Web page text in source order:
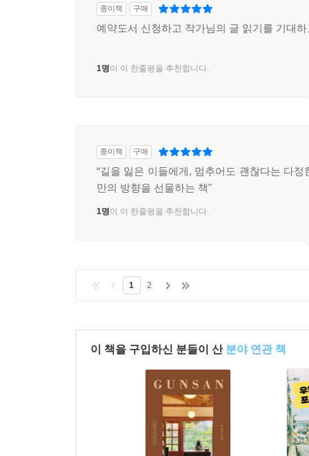
종이책 구매
예약도서 신청하고 작가님의 글 읽기를 기대
1명이 이 한줄평을 추천합니다.
종이책 구매
“길을 잃은 이들에게, 멈추어도 괜찮다는 다정
만의 방향을 선물하는 책"
1명이 이 한줄평을 추천합니다.
1 2
이 책을 구입하신 분들이 산 분야 연관 책